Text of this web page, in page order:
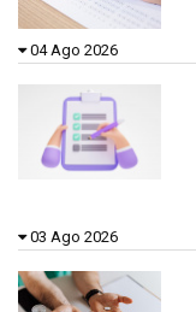
04 Ago 2026
03 Ago 2026